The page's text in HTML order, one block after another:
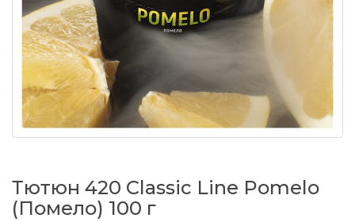
Тютюн 420 Classic Line Pomelo
(Помело) 100 г